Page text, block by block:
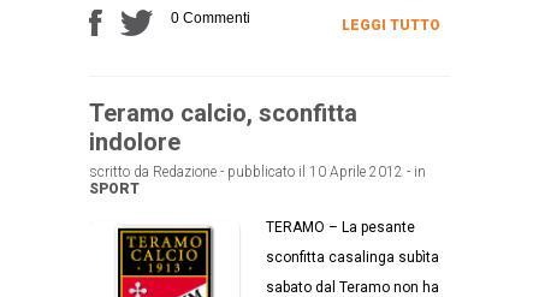
0 Commenti LEGGI TUTTO
Teramo calcio, sconfitta
indolore
scritto da Redazione - pubblicato il 10 Aprile 2012 - in
SPORT
TERAMO – La pesante
sconfitta casalinga subìta
sabato dal Teramo non ha